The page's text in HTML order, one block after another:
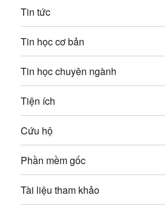
b
à
i
v
i
ế
t
Tin tức
Tin học cơ bản
Tin học chuyên ngành
Tiện ích
Cứu hộ
Phần mềm gốc
Tài liệu tham khảo